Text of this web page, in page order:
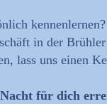
in der
lass uns einen
für dich